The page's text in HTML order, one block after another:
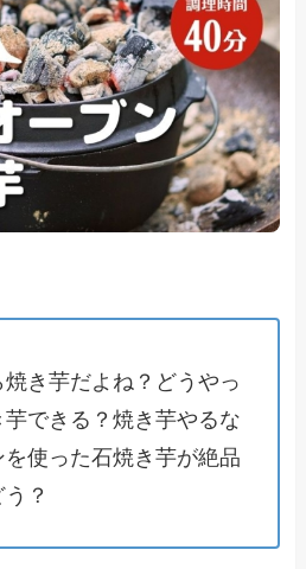
き芋だよね？どうやっ
できる？焼き芋やるな
使った石焼き芋が絶品
？